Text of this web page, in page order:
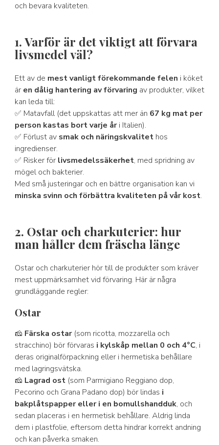
och bevara kvaliteten.
1. Varför är det viktigt att förvara
livsmedel väl?
Ett av de mest vanligt förekommande felen i köket
är en dålig hantering av förvaring av produkter, vilket
kan leda till:
✅ Matavfall (det uppskattas att mer än 67 kg mat per
person kastas bort varje åri Italien).
✅ Förlust av smak och näringskvalitet hos
ingredienser.
✅ Risker för livsmedelssäkerhet, med spridning av
mögel och bakterier.
Med små justeringar och en bättre organisation kan vi
minska svinn och förbättra kvaliteten på vår kost.
2. Ostar och charkuterier: hur
man håller dem fräscha länge
Ostar och charkuterier hör till de produkter som kräver
mest uppmärksamhet vid förvaring. Här är några
grundläggande regler:
Ostar
🧀 Färska ostar(som ricotta, mozzarella och
stracchino) bör förvaras i kylskåp mellan 0 och 4°C, i
deras originalförpackning eller i hermetiska behållare
med lagringsvätska.
🧀 Lagrad ost (som Parmigiano Reggiano dop,
Pecorino och Grana Padano dop) bör lindas i
bakplåtspapper eller i en bomullshandduk, och
sedan placeras i en hermetisk behållare. Aldrig linda
dem i plastfolie, eftersom detta hindrar korrekt andning
och kan påverka smaken.